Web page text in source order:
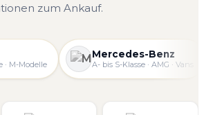
zum Ankauf.
· M-Modelle
Mercedes-Benz
A- bis S-Klasse · AMG · Vans